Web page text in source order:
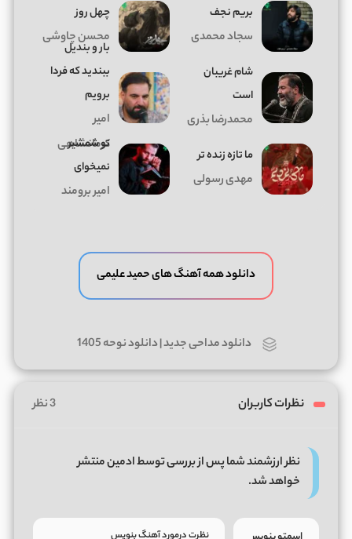
بریم نجف
سجاد محمدی
چهل روز
محسن چاوشی
شام غریبان
است
محمدرضا بذری
بار و بندیل
ببندید که فردا
برویم
امیر
کرمانشاهی
ما تازه زنده تر
مهدی رسولی
تو شمشیر
نمیخوای
امیر برومند
دانلود همه آهنگ های حمید علیمی
دانلود مداحی جدید | دانلود نوحه 1405
نظرات کاربران 3 نظر
نظر ارزشمند شما پس از بررسی توسط ادمین منتشر
خواهد شد.